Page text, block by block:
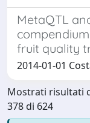
MetaQTL
fruit quality
2014-01-01
Mostrati risultati
378 di 624